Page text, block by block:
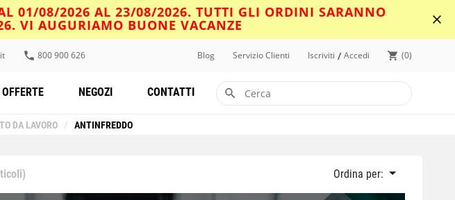
01/08/2026 AL 23/08/2026. TUTTI GLI ORDINI SARANNO
VI AUGURIAMO BUONE VACANZE
800 900 626 Blog Servizio Clienti Iscriviti / Accedi 0
OFFERTE NEGOZI CONTATTI
DA LAVORO / ANTINFREDDO
Ordina per: